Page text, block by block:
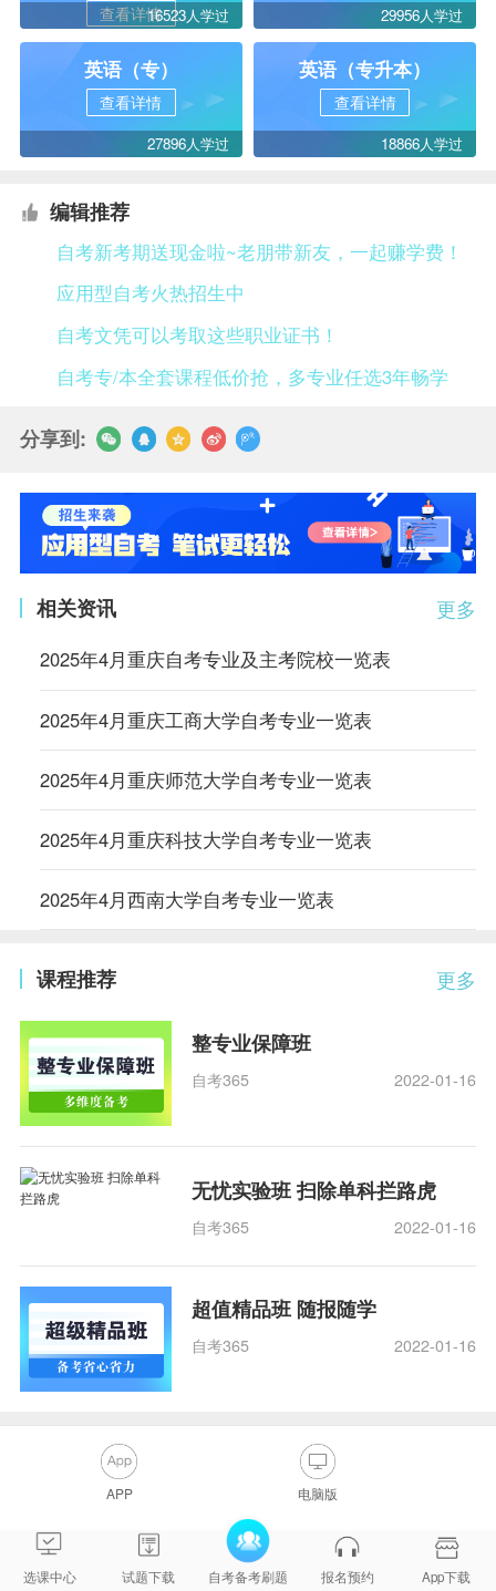
查看详情16523人学过 29956人学过
英语（专）
查看详情
27896人学过
英语（专升本）
查看详情
18866人学过
编辑推荐
自考新考期送现金啦~老朋带新友，一起赚学费！
应用型自考火热招生中
自考文凭可以考取这些职业证书！
自考专/本全套课程低价抢，多专业任选3年畅学
分享到:
更多
相关资讯
2025年4月重庆自考专业及主考院校一览表
2025年4月重庆工商大学自考专业一览表
2025年4月重庆师范大学自考专业一览表
2025年4月重庆科技大学自考专业一览表
2025年4月西南大学自考专业一览表
更多
课程推荐
整专业保障班
自考365 2022-01-16
无忧实验班 扫除单科拦路虎
自考365 2022-01-16
超值精品班 随报随学
自考365 2022-01-16
APP 电脑版
选课中心 试题下载 自考备考刷题 报名预约 App下载